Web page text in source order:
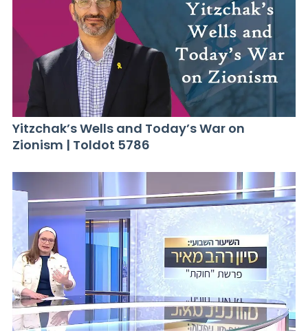
Yitzchak’s Wells and Today’s War on
Zionism | Toldot 5786